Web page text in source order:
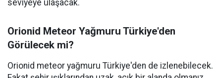
seviyeye ulaşacak.
Orionid Meteor Yağmuru Türkiye'den
Görülecek mi?
Orionid meteor yağmuru Türkiye'den de izlenebilecek.